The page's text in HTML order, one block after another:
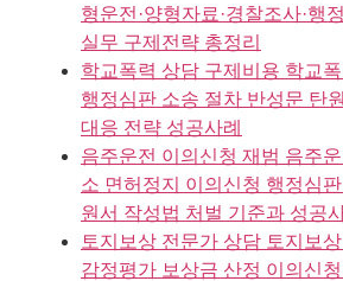
형운전·양형자료·경찰조사·행
실무 구제전략 총정리
학교폭력 상담 구제비용 학교
행정심판 소송 절차 반성문 탄
대응 전략 성공사례
음주운전 이의신청 재범 음주
소 면허정지 이의신청 행정심
원서 작성법 처벌 기준과 성공
토지보상 전문가 상담 토지보
감정평가 보상금 산정 이의신